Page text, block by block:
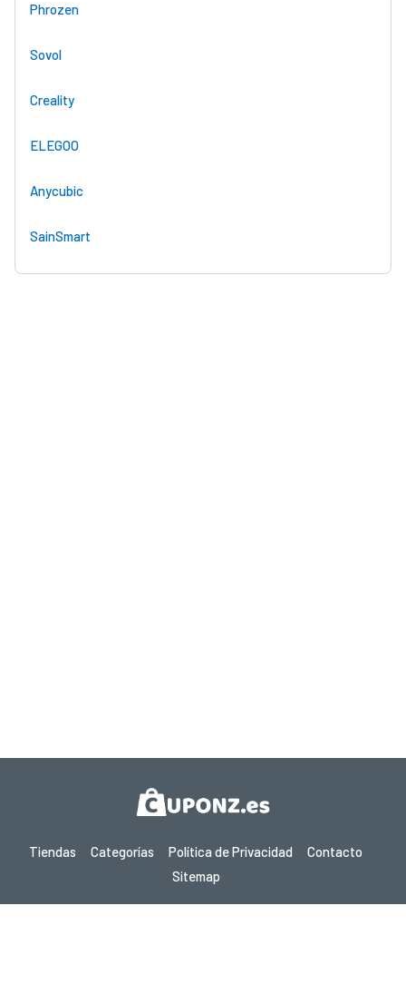
Phrozen
Sovol
Creality
ELEGOO
Anycubic
SainSmart
Tiendas Categorías Política de Privacidad
Contacto
Sitemap